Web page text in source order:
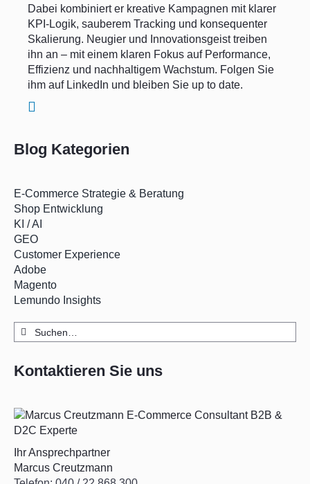
Dabei kombiniert er kreative Kampagnen mit klarer
KPI-Logik, sauberem Tracking und konsequenter
Skalierung. Neugier und Innovationsgeist treiben
ihn an – mit einem klaren Fokus auf Performance,
Effizienz und nachhaltigem Wachstum. Folgen Sie
ihm auf LinkedIn und bleiben Sie up to date.
Blog Kategorien
E-Commerce Strategie & Beratung
Shop Entwicklung
KI / AI
GEO
Customer Experience
Adobe
Magento
Lemundo Insights
Suche
nach:
Kontaktieren Sie uns
Ihr Ansprechpartner
Marcus Creutzmann